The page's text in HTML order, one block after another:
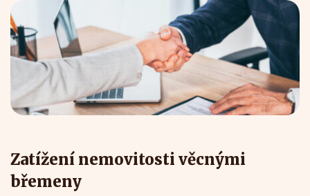
Zatížení nemovitosti věcnými
břemeny